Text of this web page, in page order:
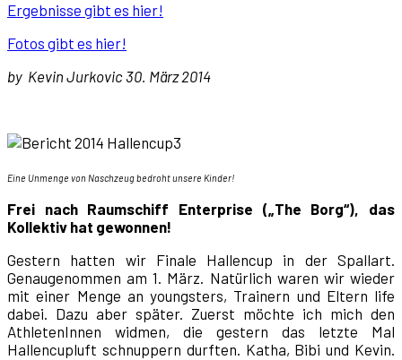
Ergebnisse gibt es hier!
Fotos gibt es hier!
by Kevin Jurkovic 30. März 2014
Eine Unmenge von Naschzeug bedroht unsere Kinder!
Frei nach Raumschiff Enterprise („The Borg“), das
Kollektiv hat gewonnen!
Gestern hatten wir Finale Hallencup in der Spallart.
Genaugenommen am 1. März. Natürlich waren wir wieder
mit einer Menge an youngsters, Trainern und Eltern life
dabei. Dazu aber später. Zuerst möchte ich mich den
AthletenInnen widmen, die gestern das letzte Mal
Hallencupluft schnuppern durften. Katha, Bibi und Kevin.